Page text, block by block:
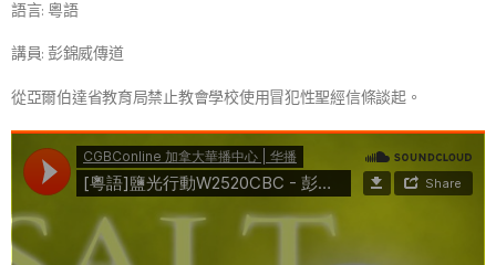
語言: 粵語
講員: 彭錦威傳道
從亞爾伯達省教育局禁止教會學校使用冒犯性聖經信條談起。